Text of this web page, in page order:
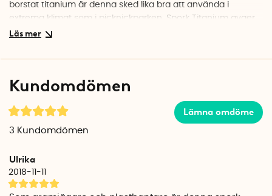
borstat titanium är denna sked lika bra att använda i
extrema klimat som i picknickparken. Spork Titanium avger
ingen metallisk smak och går utmärkt att diska i
Kundomdömen
Lämna omdöme
3 Kundomdömen
Ulrika
2018-11-11